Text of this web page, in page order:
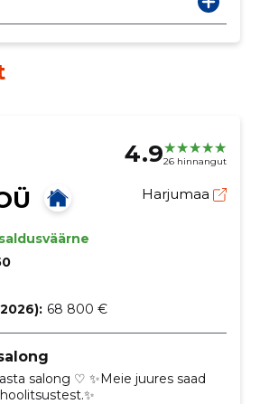
4.926 hinnangut
Harjumaa
68 800 €
salong ♡ ✨Meie juures saad